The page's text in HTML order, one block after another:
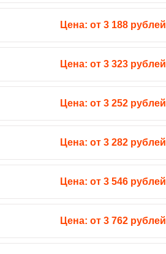
Цена: от 3 188 рублей
Цена: от 3 323 рублей
Цена: от 3 252 рублей
Цена: от 3 282 рублей
Цена: от 3 546 рублей
Цена: от 3 762 рублей